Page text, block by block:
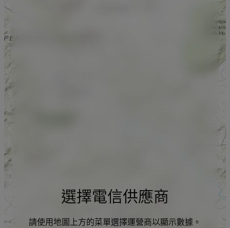
選擇電信供應商
請使用地圖上方的菜單選擇運營商以顯示數據。